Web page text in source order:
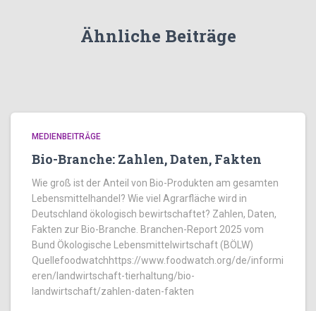
Ähnliche Beiträge
MEDIENBEITRÄGE
Bio-Branche: Zahlen, Daten, Fakten
Wie groß ist der Anteil von Bio-Produkten am gesamten
Lebensmittelhandel? Wie viel Agrarfläche wird in
Deutschland ökologisch bewirtschaftet? Zahlen, Daten,
Fakten zur Bio-Branche. Branchen-Report 2025 vom
Bund Ökologische Lebensmittelwirtschaft (BÖLW)
Quellefoodwatchhttps://www.foodwatch.org/de/informi
eren/landwirtschaft-tierhaltung/bio-
landwirtschaft/zahlen-daten-fakten